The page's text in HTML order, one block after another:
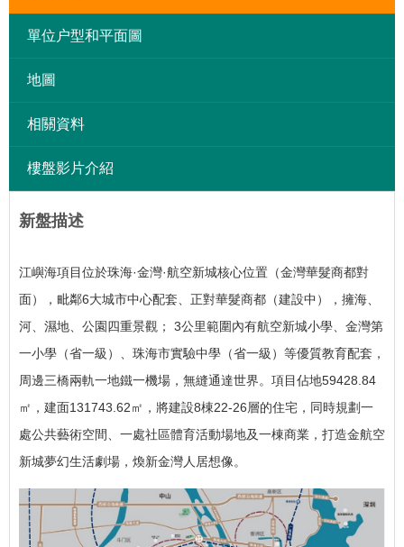
單位户型和平面圖
地圖
相關資料
樓盤影片介紹
新盤描述
江嶼海項目位於珠海·金灣·航空新城核心位置（金灣華髮商都對
面），毗鄰6大城市中心配套、正對華髮商都（建設中），擁海、
河、濕地、公園四重景觀； 3公里範圍內有航空新城小學、金灣第
一小學（省一級）、珠海市實驗中學（省一級）等優質教育配套，
周邊三橋兩軌一地鐵一機場，無縫通達世界。 項目佔地59428.84
㎡，建面131743.62㎡，將建設8棟22-26層的住宅，同時規劃一
處公共藝術空間、一處社區體育活動場地及一棟商業，打造金航空
新城夢幻生活劇場，煥新金灣人居想像。